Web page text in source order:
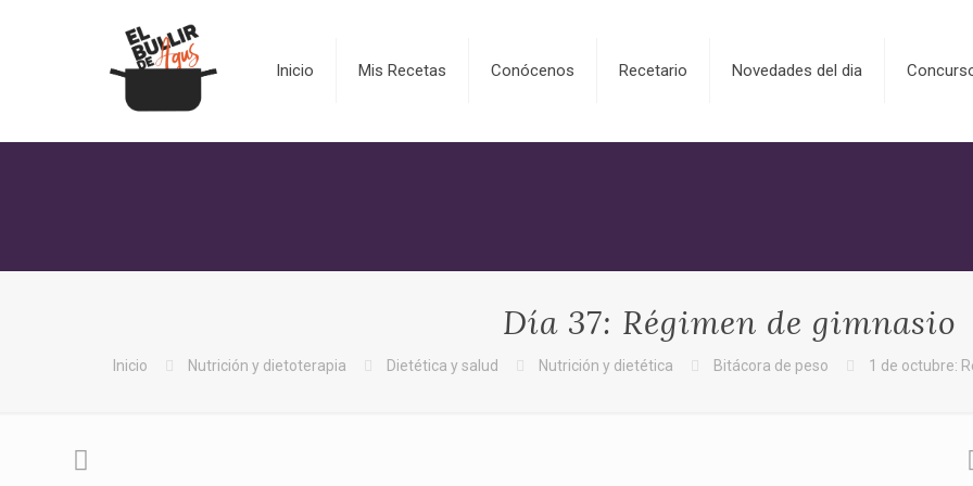
Inicio Mis Recetas Conócenos Recetario Novedades del dia
Día 37: Régimen de gimnasio
Inicio Nutrición y dietoterapia Dietética y salud Nutrición y dietética Bitácora de peso 1 de octubre: